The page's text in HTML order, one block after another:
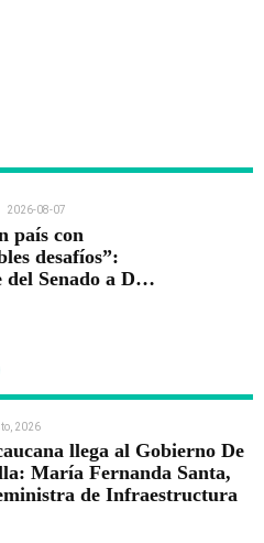
2026-08-07
país con
desafíos”:
del Senado a De
2026
llega al Gobierno De
María Fernanda Santa,
de Infraestructura